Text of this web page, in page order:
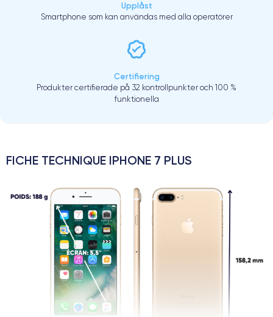
Upplåst
Smartphone som kan användas med alla operatörer
Certifiering
Produkter certifierade på 32 kontrollpunkter och 100 %
funktionella
FICHE TECHNIQUE IPHONE 7 PLUS